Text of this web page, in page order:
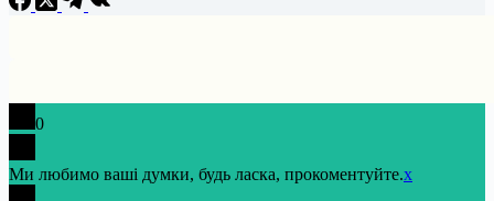
0
Ми любимо ваші думки, будь ласка, прокоментуйте.x